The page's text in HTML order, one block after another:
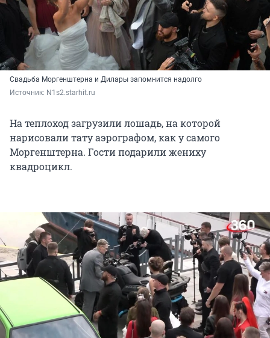
Свадьба Моргенштерна и Дилары запомнится надолго
Источник: N1s2.starhit.ru
На теплоход загрузили лошадь, на которой
нарисовали тату аэрографом, как у самого
Моргенштерна. Гости подарили жениху
квадроцикл.